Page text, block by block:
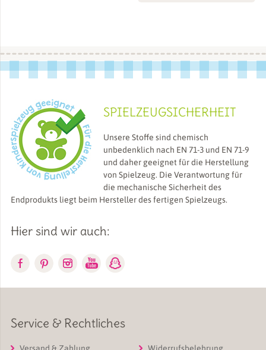
SPIELZEUGSICHERHEIT
Unsere Stoffe sind chemisch
unbedenklich nach EN 71-3 und EN 71-9
und daher geeignet für die Herstellung
von Spielzeug. Die Verantwortung für
die mechanische Sicherheit des
Endprodukts liegt beim Hersteller des fertigen Spielzeugs.
Hier sind wir auch:
Service & Rechtliches